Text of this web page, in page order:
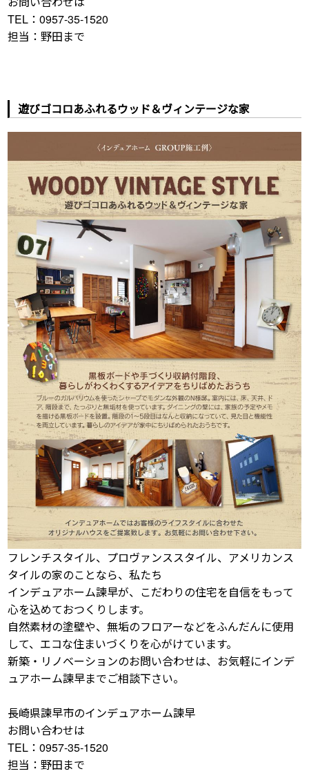
TEL：0957-35-1520
担当：野田まで
遊びゴコロあふれるウッド＆ヴィンテージな家
フレンチスタイル、プロヴァンススタイル、アメリカンス
タイルの家のことなら、私たち
インデュアホーム諫早が、こだわりの住宅を自信をもって
心を込めておつくりします。
自然素材の塗壁や、無垢のフロアーなどをふんだんに使用
して、エコな住まいづくりを心がけています。
新築・リノベーションのお問い合わせは、お気軽にインデ
ュアホーム諫早までご相談下さい。
長崎県諫早市のインデュアホーム諫早
お問い合わせは
TEL：0957-35-1520
担当：野田まで